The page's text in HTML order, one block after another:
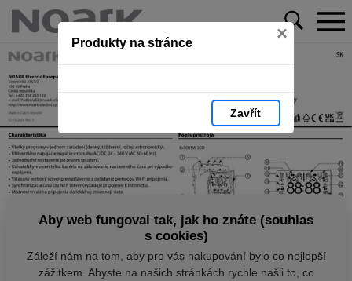
Produkty na stránce ×
Zavřít
Aby web fungoval tak, jak ho znáte (souhlas
s cookies)
Záleží nám na tom, aby pro vás nakupování bylo co nejlepší
zážitkem. Abyste na našich stránkách rychle našli to, co